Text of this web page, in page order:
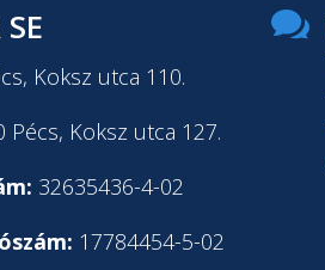
Koksz utca 110.
Pécs, Koksz utca 127.
32635436-4-02
17784454-5-02
